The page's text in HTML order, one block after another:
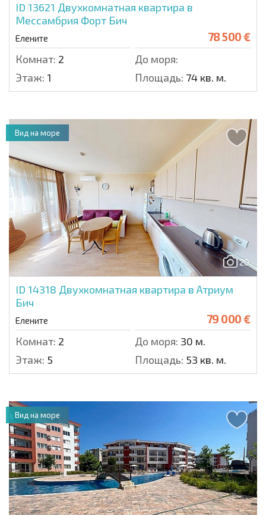
ID 13621 Двухкомнатная квартира в
Мессамбрия Форт Бич
Елените 78 500 €
Комнат: 2
До моря:
Этаж: 1 Площадь: 74 кв. м.
20
ID 14318 Двухкомнатная квартира в Атриум
Бич
Елените 79 000 €
Комнат: 2 До моря: 30 м.
Этаж: 5 Площадь: 53 кв. м.
Вид на море
Вид на море